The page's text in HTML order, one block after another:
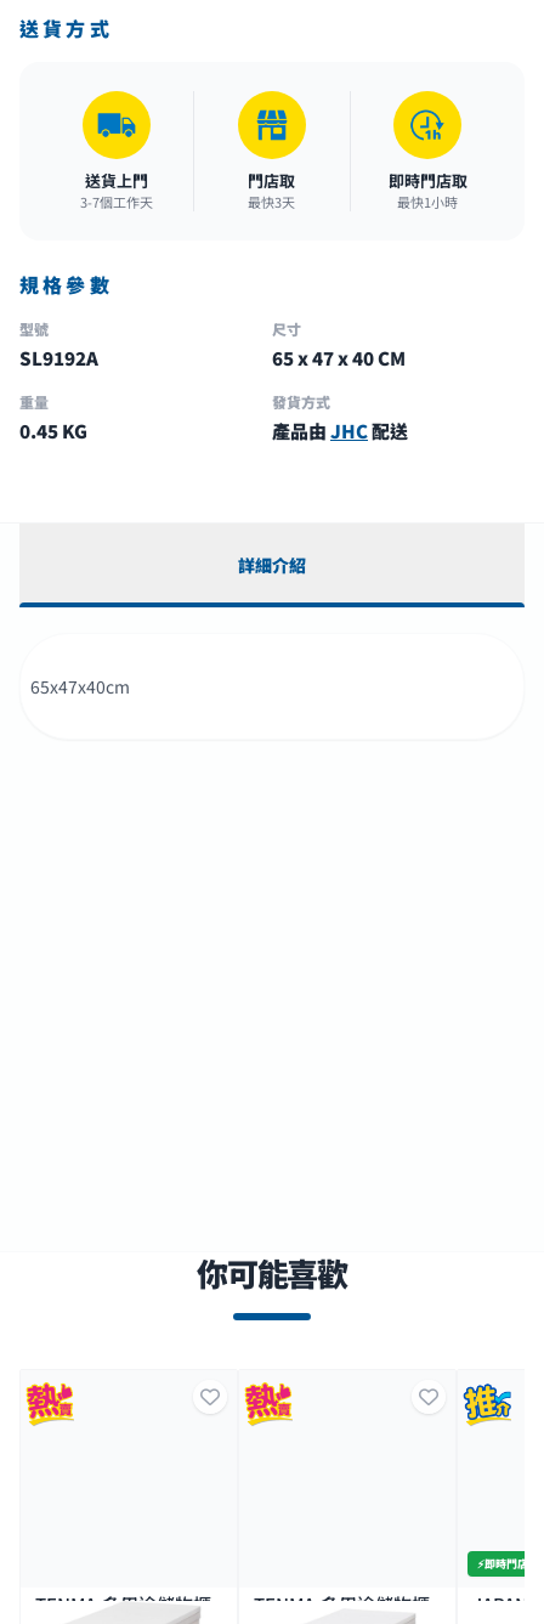
送貨方式
送貨上門
3-7個工作天
門店取
最快3天
即時門店取
最快1小時
規格參數
型號
SL9192A
尺寸
65 x 47 x 40 CM
重量
0.45 KG
發貨方式
產品由JHC配送
詳細介紹
65x47x40cm
你可能喜歡
TENMA-多用途儲物櫃-
TENMA-多用途儲物櫃-
⚡️即時門店取
JAPAN